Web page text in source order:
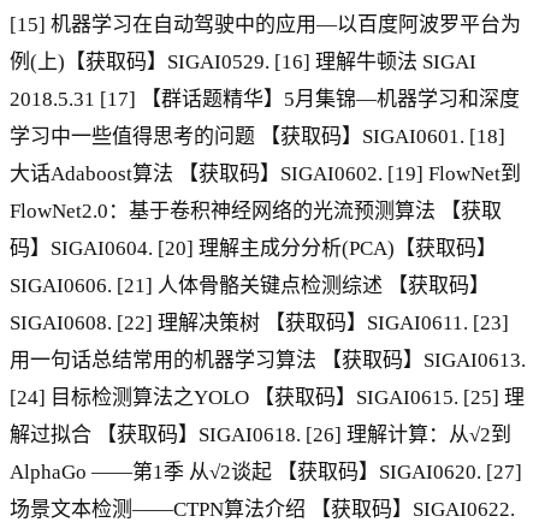
[15] 机器学习在自动驾驶中的应用—以百度阿波罗平台为
例(上)【获取码】SIGAI0529. [16] 理解牛顿法 SIGAI
2018.5.31 [17] 【群话题精华】5月集锦—机器学习和深度
学习中一些值得思考的问题 【获取码】SIGAI0601. [18]
大话Adaboost算法 【获取码】SIGAI0602. [19] FlowNet到
FlowNet2.0：基于卷积神经网络的光流预测算法 【获取
码】SIGAI0604. [20] 理解主成分分析(PCA)【获取码】
SIGAI0606. [21] 人体骨骼关键点检测综述 【获取码】
SIGAI0608. [22] 理解决策树 【获取码】SIGAI0611. [23]
用一句话总结常用的机器学习算法 【获取码】SIGAI0613.
[24] 目标检测算法之YOLO 【获取码】SIGAI0615. [25] 理
解过拟合 【获取码】SIGAI0618. [26] 理解计算：从√2到
AlphaGo ——第1季 从√2谈起 【获取码】SIGAI0620. [27]
场景文本检测——CTPN算法介绍 【获取码】SIGAI0622.